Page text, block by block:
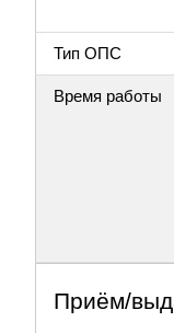
Тип ОПС
Время работы
Приём/